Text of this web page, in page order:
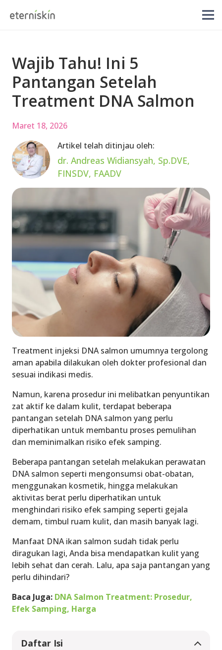
Wajib Tahu! Ini 5
Pantangan Setelah
Treatment DNA Salmon
Maret 18, 2026
Artikel telah ditinjau oleh:
dr. Andreas Widiansyah, Sp.DVE,
FINSDV, FAADV
Treatment injeksi DNA salmon umumnya tergolong
aman apabila dilakukan oleh dokter profesional dan
sesuai indikasi medis.
Namun, karena prosedur ini melibatkan penyuntikan
zat aktif ke dalam kulit, terdapat beberapa
pantangan setelah DNA salmon yang perlu
diperhatikan untuk membantu proses pemulihan
dan meminimalkan risiko efek samping.
Beberapa pantangan setelah melakukan perawatan
DNA salmon seperti mengonsumsi obat-obatan,
menggunakan kosmetik, hingga melakukan
aktivitas berat perlu diperhatikan untuk
menghindari risiko efek samping seperti gejala
demam, timbul ruam kulit, dan masih banyak lagi.
Manfaat DNA ikan salmon sudah tidak perlu
diragukan lagi, Anda bisa mendapatkan kulit yang
lebih sehat dan cerah. Lalu, apa saja pantangan yang
perlu dihindari?
Baca Juga: DNA Salmon Treatment: Prosedur,
Efek Samping, Harga
Daftar Isi